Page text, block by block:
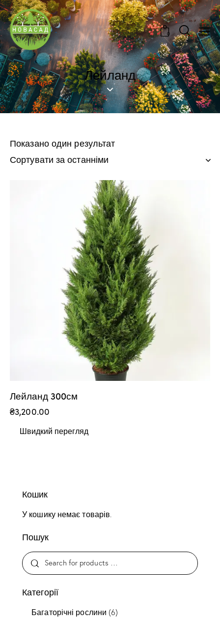
0
Лейланд
Показано один результат
Лейланд 300см
₴3,200.00
Швидкий перегляд
Кошик
У кошику немає товарів.
Пошук
Категорії
Багаторічні рослини (6)